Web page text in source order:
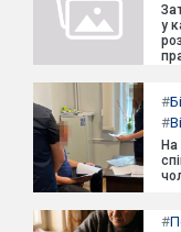
у
#
#
На
#